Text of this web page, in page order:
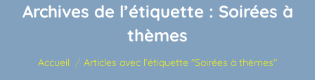
Archives de l’étiquette : Soirées à
thèmes
Vous êtes ici :
Accueil Articles avec l’étiquette "Soirées à thèmes"